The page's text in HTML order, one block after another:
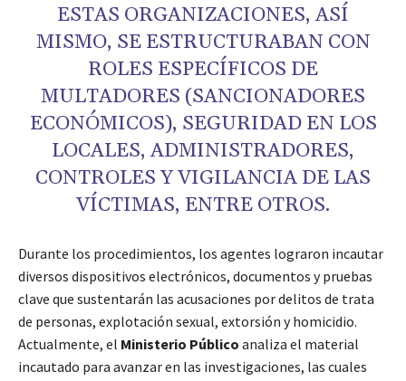
ESTAS ORGANIZACIONES, ASÍ
MISMO, SE ESTRUCTURABAN CON
ROLES ESPECÍFICOS DE
MULTADORES (SANCIONADORES
ECONÓMICOS), SEGURIDAD EN LOS
LOCALES, ADMINISTRADORES,
CONTROLES Y VIGILANCIA DE LAS
VÍCTIMAS, ENTRE OTROS.
Durante los procedimientos, los agentes lograron incautar
diversos dispositivos electrónicos, documentos y pruebas
clave que sustentarán las acusaciones por delitos de trata
de personas, explotación sexual, extorsión y homicidio.
Actualmente, el Ministerio Público analiza el material
incautado para avanzar en las investigaciones, las cuales